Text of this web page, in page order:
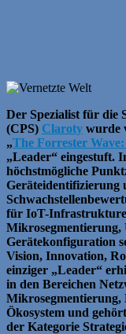
Der Spezialist für die
(CPS) Claroty wurde
„The Forrester
„Leader“ eingestuft.
höchstmögliche
Geräteidentifizierung
für IoT-
Mikrosegmentierung,
Gerätekonfiguration
Vision, Innovation,
einziger „Leader“
in den Bereichen
Mikrosegmentierung,
Ökosystem und
der Kategorie